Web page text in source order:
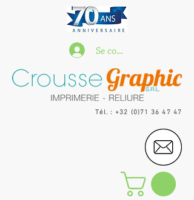
Se connecter
Tél. : +32 (0)71 36 47 47